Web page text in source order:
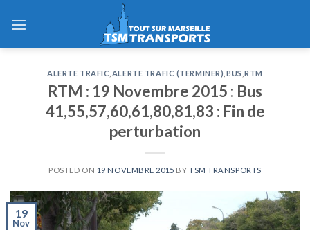
ALERTE TRAFIC ALERTE TRAFIC (TERMINER) BUS ,RTM
RTM : 19 Novembre 2015 : Bus
41,55,57,60,61,80,81,83 : Fin de
perturbation
POSTED ON 19 NOVEMBRE 2015 BY TSM TRANSPORTS
19
Nov